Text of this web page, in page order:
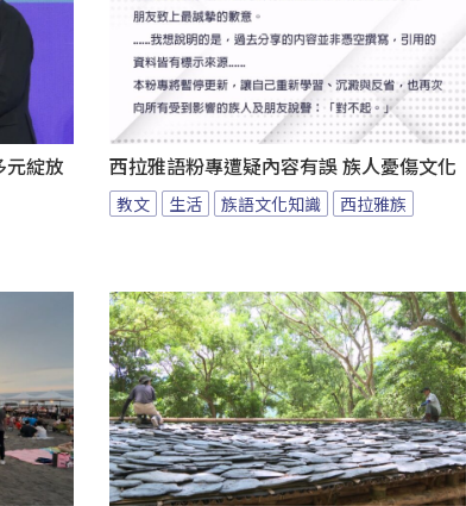
元綻放 西拉雅語粉專遭疑內容有誤 族人憂傷文化
教文 生活 族語文化知識 西拉雅族